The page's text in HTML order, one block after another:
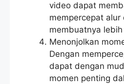
video dapat
mempercepat alur
membuatnya
Menonjolkan
Dengan
dapat dengan
momen penting